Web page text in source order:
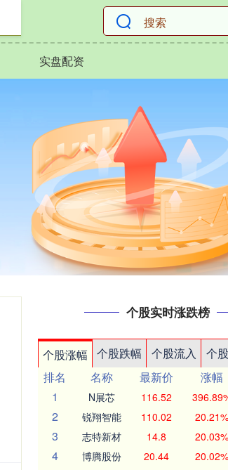
实盘配资
个股实时涨跌榜
个股涨幅 个股跌幅 个股流入 个
排名
名称 最新价 涨幅
1
N展芯 116.52
2 锐翔智能 110.02 20.21%
3 志特新材 14.8 20.03%
4 博腾股份 20.44 20.02%